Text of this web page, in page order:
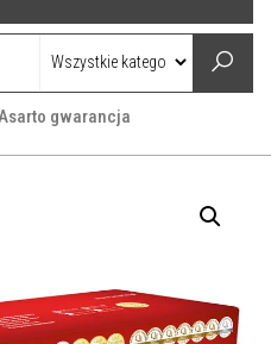
gwarancja